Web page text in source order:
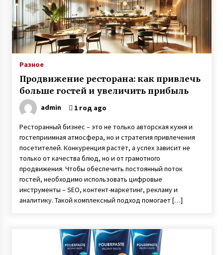
Разное
Продвижение ресторана: как привлечь
больше гостей и увеличить прибыль
admin 1 год ago
Ресторанный бизнес – это не только авторская кухня и
гостеприимная атмосфера, но и стратегия привлечения
посетителей. Конкуренция растёт, а успех зависит не
только от качества блюд, но и от грамотного
продвижения. Чтобы обеспечить постоянный поток
гостей, необходимо использовать цифровые
инструменты – SEO, контент-маркетинг, рекламу и
аналитику. Такой комплексный подход помогает […]